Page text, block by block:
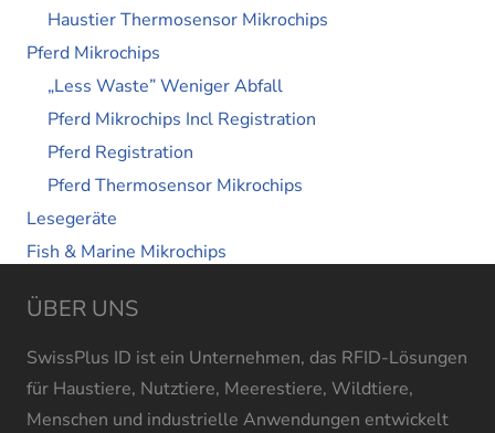
Haustier Thermosensor Mikrochips
Pferd Mikrochips
„Less Waste” Weniger Abfall
Pferd Mikrochips Incl Registration
Pferd Registration
Pferd Thermosensor Mikrochips
Lesegeräte
Fish & Marine Mikrochips
ÜBER UNS
SwissPlus ID ist ein Unternehmen, das RFID-Lösungen
für Haustiere, Nutztiere, Meerestiere, Wildtiere,
Menschen und industrielle Anwendungen entwickelt